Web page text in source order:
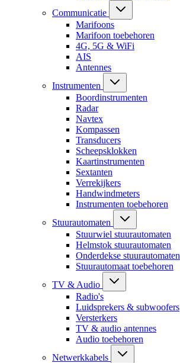
Communicatie
Marifoons
Marifoon toebehoren
4G, 5G & WiFi
AIS
Antennes
Instrumenten
Boordinstrumenten
Radar
Navtex
Kompassen
Transducers
Scheepsklokken
Kaartinstrumenten
Sextanten
Verrekijkers
Handwindmeters
Instrumenten toebehoren
Stuurautomaten
Stuurwiel stuurautomaten
Helmstok stuurautomaten
Onderdekse stuurautomaten
Stuurautomaat toebehoren
TV & Audio
Radio's
Luidsprekers & subwoofers
Versterkers
TV & audio antennes
Audio toebehoren
Netwerkkabels